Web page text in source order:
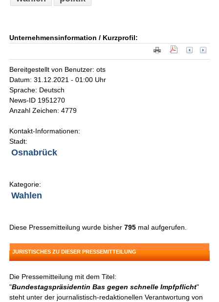
Unternehmensinformation / Kurzprofil:
Bereitgestellt von Benutzer: ots
Datum: 31.12.2021 - 01:00 Uhr
Sprache: Deutsch
News-ID 1951270
Anzahl Zeichen: 4779
Kontakt-Informationen:
Stadt:
Osnabrück
Kategorie:
Wahlen
Diese Pressemitteilung wurde bisher795 mal aufgerufen.
JURISTISCHES ZU DIESER PRESSEMITTEILUNG
Die Pressemitteilung mit dem Titel:
"Bundestagspräsidentin Bas gegen schnelle Impfpflicht"
steht unter der journalistisch-redaktionellen Verantwortung von